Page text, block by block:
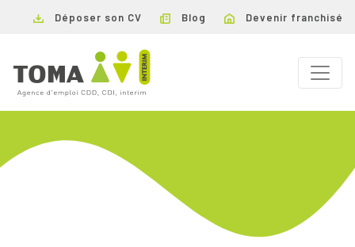
Déposer son CV Blog Devenir franchisé